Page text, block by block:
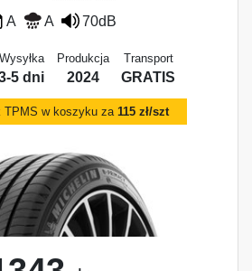
A A 70dB
Wysyłka
5 dni
Produkcja
2024
Transport
GRATIS
TPMS w koszyku za115 zł/szt